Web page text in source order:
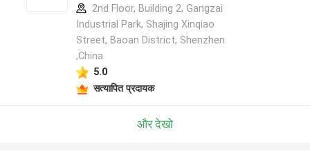
2nd Floor, Building 2, Gangzai
Industrial Park, Shajing Xinqiao
Street, Baoan District, Shenzhen
,China
5.0
सत्यापित प्रदायक
और देखो